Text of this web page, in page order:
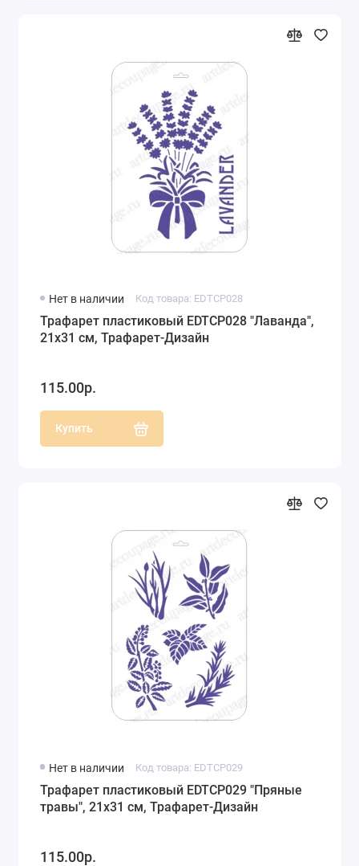
Нет в наличии Код товара: EDTCP028
Трафарет пластиковый EDTCP028 "Лаванда",
21х31 см, Трафарет-Дизайн
115.00р.
Купить
Нет в наличии Код товара: EDTCP029
Трафарет пластиковый EDTCP029 "Пряные
травы", 21х31 см, Трафарет-Дизайн
115.00р.